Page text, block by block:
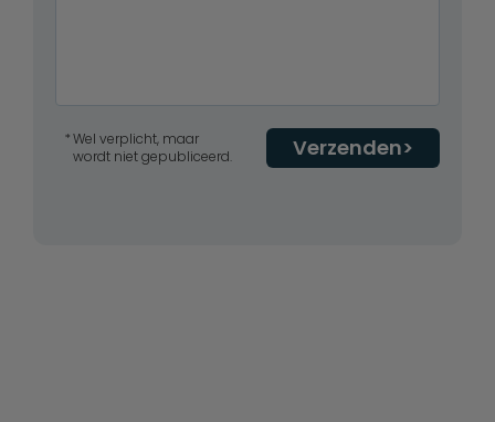
Verzenden
Wel verplicht, maar
wordt niet gepubliceerd.